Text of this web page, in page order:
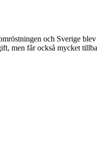
och Sverige
men får också mycket